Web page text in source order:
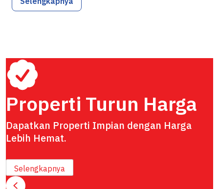
Properti Turun Harga
Dapatkan Properti Impian dengan Harga
Lebih Hemat.
Selengkapnya